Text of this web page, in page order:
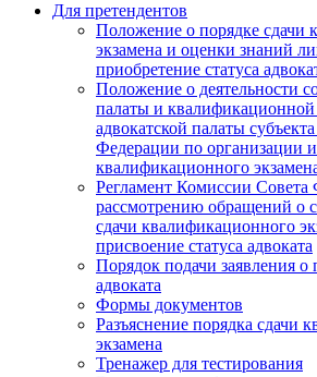
Для претендентов
Положение о порядке сдачи
экзамена и оценки знаний
приобретение статуса
Положение о деятельности
палаты и
адвокатской палаты
Федерации по организации
квалификационного
Регламент Комиссии
рассмотрению обращений о
сдачи квалификационного
присвоение статуса адвоката
Порядок подачи заявления о
адвоката
Формы документов
Разъяснение порядка сдачи
экзамена
Тренажер для тестирования